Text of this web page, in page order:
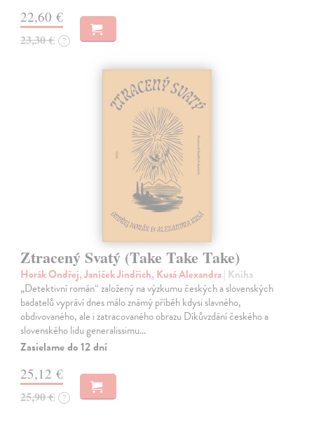
22,60 €
23,30 € ?
Ztracený Svatý (Take Take Take)
Horák Ondřej, Janíček Jindřich, Kusá Alexandra| Kniha
„Detektivní román“ založený na výzkumu českých a slovenských
badatelů vypráví dnes málo známý příběh kdysi slavného,
obdivovaného, ale i zatracovaného obrazu Díkůvzdání českého a
slovenského lidu generalissimu…
Zasielame do 12 dní
25,12 €
25,90 € ?